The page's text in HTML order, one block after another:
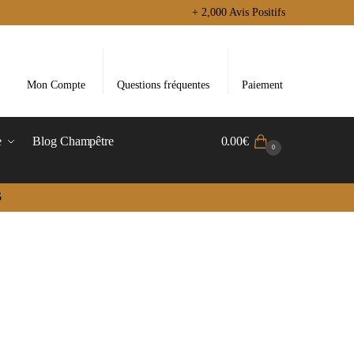
+ 2,000 Avis Positifs
Mon Compte Questions fréquentes Paiement
Blog Champêtre 0.00€ 0